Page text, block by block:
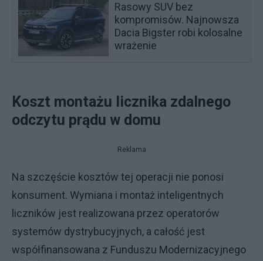
Rasowy SUV bez
kompromisów. Najnowsza
Dacia Bigster robi kolosalne
wrażenie
Koszt montażu licznika zdalnego
odczytu prądu w domu
Reklama
Na szczęście kosztów tej operacji nie ponosi
konsument. Wymiana i montaż inteligentnych
liczników jest realizowana przez operatorów
systemów dystrybucyjnych, a całość jest
współfinansowana z Funduszu Modernizacyjnego